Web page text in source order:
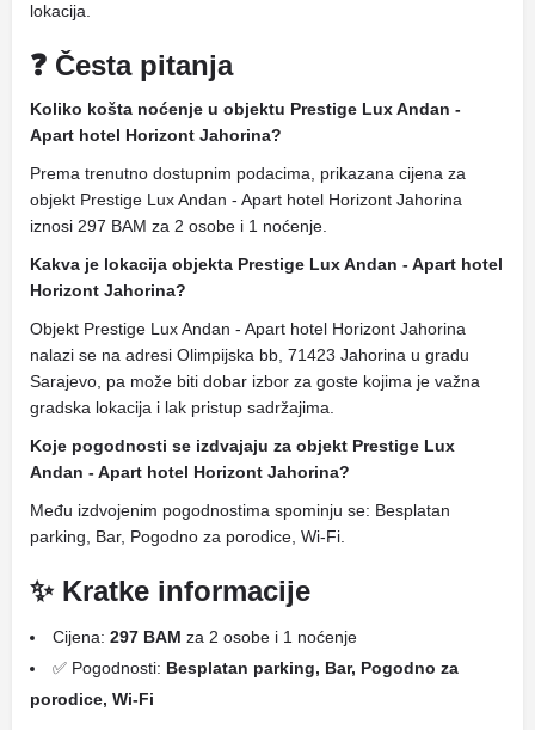
lokacija.
❓ Česta pitanja
Koliko košta noćenje u objektu Prestige Lux Andan -
Apart hotel Horizont Jahorina?
Prema trenutno dostupnim podacima, prikazana cijena za
objekt Prestige Lux Andan - Apart hotel Horizont Jahorina
iznosi 297 BAM za 2 osobe i 1 noćenje.
Kakva je lokacija objekta Prestige Lux Andan - Apart hotel
Horizont Jahorina?
Objekt Prestige Lux Andan - Apart hotel Horizont Jahorina
nalazi se na adresi Olimpijska bb, 71423 Jahorina u gradu
Sarajevo, pa može biti dobar izbor za goste kojima je važna
gradska lokacija i lak pristup sadržajima.
Koje pogodnosti se izdvajaju za objekt Prestige Lux
Andan - Apart hotel Horizont Jahorina?
Među izdvojenim pogodnostima spominju se: Besplatan
parking, Bar, Pogodno za porodice, Wi-Fi.
✨ Kratke informacije
Cijena: 297 BAM za 2 osobe i 1 noćenje
✅ Pogodnosti: Besplatan parking, Bar, Pogodno za
porodice, Wi-Fi